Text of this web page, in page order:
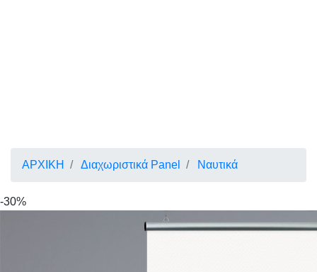
ΑΡΧΙΚΗ Διαχωριστικά Panel Ναυτικά
-30%